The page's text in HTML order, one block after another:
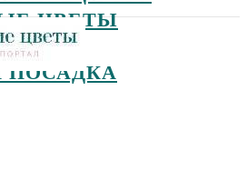
ЦВЕТЫ
ПОСАДКА